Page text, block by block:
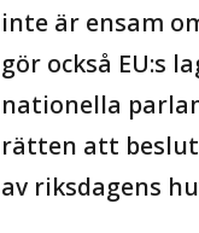
inte är ensam
gör också EU:s
nationella
rätten att
av riksdagens